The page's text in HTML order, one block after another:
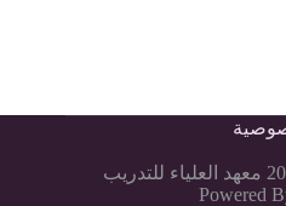
Powered